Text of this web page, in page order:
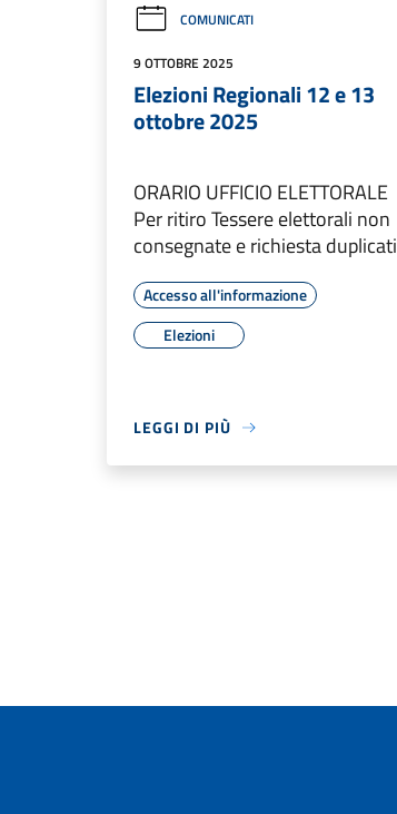
COMUNICATI
9 OTTOBRE 2025
Elezioni Regionali 12 e 13
ottobre 2025
ORARIO UFFICIO ELETTORALE
Per ritiro Tessere elettorali non
consegnate e richiesta duplicati
Accesso all'informazione
Elezioni
LEGGI DI PIÙ